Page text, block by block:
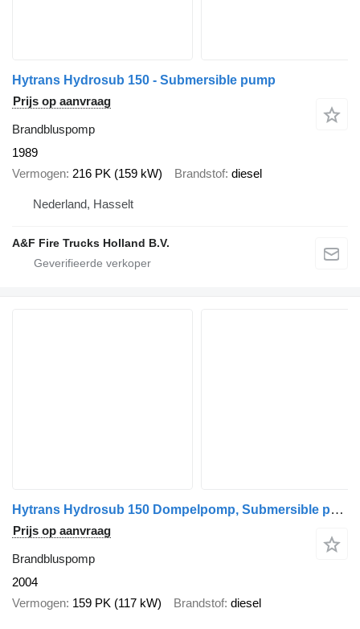
Hytrans Hydrosub 150 - Submersible pump
Prijs op aanvraag
Brandbluspomp
1989
Vermogen 216 PK (159 kW) Brandstof diesel
Nederland, Hasselt
A&F Fire Trucks Holland B.V.
Hytrans Hydrosub 150 Dompelpomp, Submersible pump
Prijs op aanvraag
Brandbluspomp
2004
Vermogen 159 PK (117 kW) Brandstof diesel